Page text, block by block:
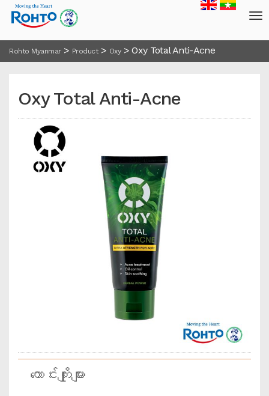
Rohto Myanmar> Product> Oxy>Oxy Total Anti-Acne
Oxy Total Anti-Acne
ကောင်းကျိုးများ